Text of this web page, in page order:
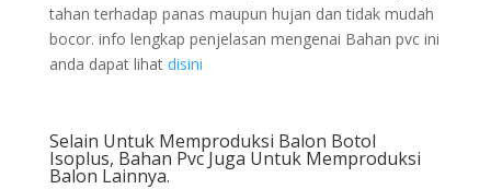
tahan terhadap panas maupun hujan dan tidak mudah
bocor. info lengkap penjelasan mengenai Bahan pvc ini
anda dapat lihat disini
Selain Untuk Memproduksi Balon Botol
Isoplus, Bahan Pvc Juga Untuk Memproduksi
Balon Lainnya.